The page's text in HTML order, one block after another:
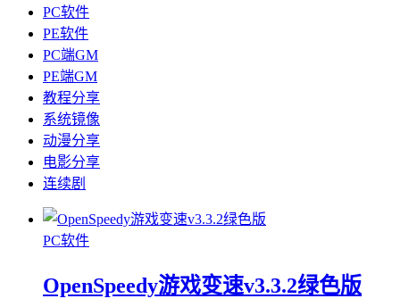
PC软件
PE软件
PC端GM
PE端GM
教程分享
系统镜像
动漫分享
电影分享
连续剧
PC软件
OpenSpeedy游戏变速v3.3.2绿色版